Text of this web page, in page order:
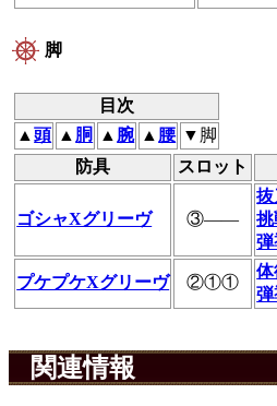
脚
目次
▲頭 ▲ 胴 ▲ 腕 ▲ 腰 ▼脚
防具
スロット
ゴシャXグリーヴ ③――
プケプケXグリーヴ ②①①
関連情報